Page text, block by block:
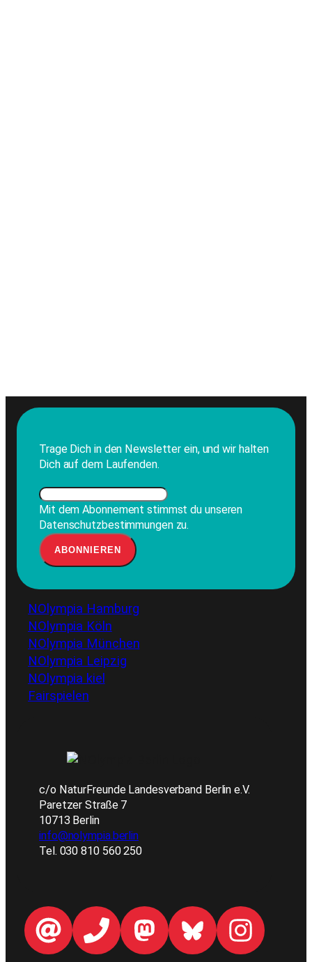
Trage Dich in den Newsletter ein, und wir halten
Dich auf dem Laufenden.
Mit dem Abonnement stimmst du unseren
Datenschutzbestimmungen zu.
NOlympia Hamburg
NOlympia Köln
NOlympia München
NOlympia Leipzig
NOlympia kiel
Fairspielen
c/o NaturFreunde Landesverband Berlin e.V.
Paretzer Straße 7
10713 Berlin
info@nolympia.berlin
Tel. 030 810 560 250